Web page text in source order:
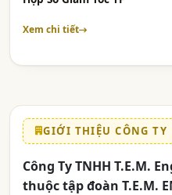
Xem chi tiết
GIỚI THIỆU CÔNG TY
Công Ty TNHH T.E.M.
thuộc tập đoàn T.E.M.